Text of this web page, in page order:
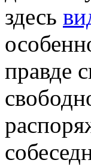
здесь
правде